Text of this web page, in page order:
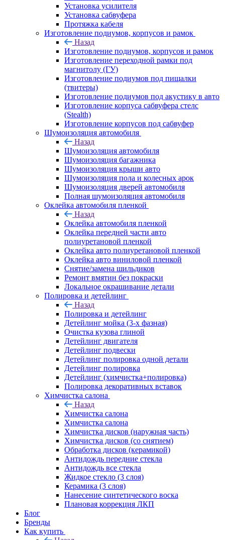
Установка усилителя
Установка сабвуфера
Протяжка кабеля
Изготовление подиумов, корпусов и рамок
Назад
Изготовление подиумов, корпусов и рамок
Изготовление переходной рамки под
магнитолу (ГУ)
Изготовление подиумов под пищалки
(твитеры)
Изготовление подиумов под акустику в авто
Изготовление корпуса сабвуфера стелс
(Stealth)
Изготовление корпусов под сабвуфер
Шумоизоляция автомобиля
Назад
Шумоизоляция автомобиля
Шумоизоляция багажника
Шумоизоляция крыши авто
Шумоизоляция пола и колесных арок
Шумоизоляция дверей автомобиля
Полная шумоизоляция автомобиля
Оклейка автомобиля пленкой
Назад
Оклейка автомобиля пленкой
Оклейка передней части авто
полиуретановой пленкой
Оклейка авто полиуретановой пленкой
Оклейка авто виниловой пленкой
Снятие/замена шильдиков
Ремонт вмятин без покраски
Локальное окрашивание детали
Полировка и детейлинг
Назад
Полировка и детейлинг
Детейлинг мойка (3-х фазная)
Очистка кузова глиной
Детейлинг двигателя
Детейлинг подвески
Детейлинг полировка одной детали
Детейлинг полировка
Детейлинг (химчистка+полировка)
Полировка декоративных вставок
Химчистка салона
Назад
Химчистка салона
Химчистка салона
Химчистка дисков (наружная часть)
Химчистка дисков (со снятием)
Обработка дисков (керамикой)
Антидождь передние стекла
Антидождь все стекла
Жидкое стекло (3 слоя)
Керамика (3 слоя)
Нанесение синтетического воска
Плановая коррекция ЛКП
Блог
Бренды
Как купить